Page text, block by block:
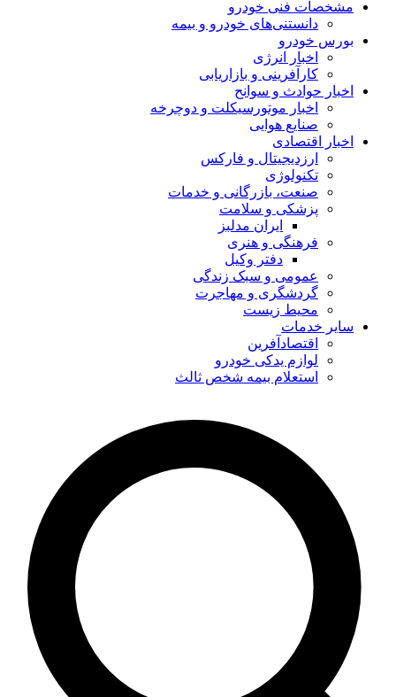
مشخصات فنی خودرو
دانستنی‌های خودرو و بیمه
بورس خودرو
اخبار انرژی
کارآفرینی و بازاریابی
اخبار حوادث و سوانح
اخبار موتورسیکلت و دوچرخه
صنایع هوایی
اخبار اقتصادی
ارزدیجیتال و فارکس
تکنولوژی
صنعت، بازرگانی و خدمات
پزشکی و سلامت
ایران مدلبز
فرهنگی و هنری
دفتر وکیل
عمومی و سبک زندگی
گردشگری و مهاجرت
محیط زیست
سایر خدمات
اقتصادآفرین
لوازم یدکی خودرو
استعلام بیمه شخص ثالث